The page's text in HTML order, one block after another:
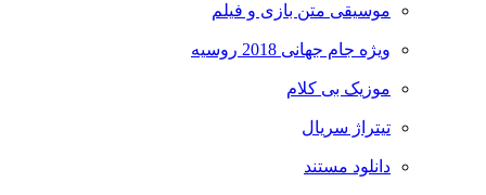
موسیقی متن بازی و فیلم
ویژه جام جهانی 2018 روسیه
موزیک بی کلام
تیتراژ سریال
دانلود مستند